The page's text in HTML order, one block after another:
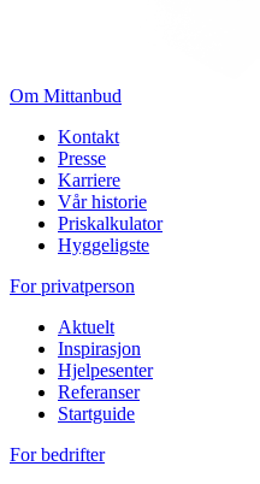
Om Mittanbud
Kontakt
Presse
Karriere
Vår historie
Priskalkulator
Hyggeligste
For privatperson
Aktuelt
Inspirasjon
Hjelpesenter
Referanser
Startguide
For bedrifter